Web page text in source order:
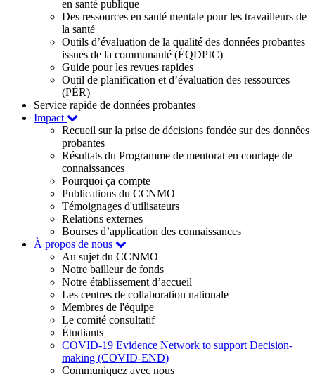
en santé publique
Des ressources en santé mentale pour les travailleurs de
la santé
Outils d’évaluation de la qualité des données probantes
issues de la communauté (ÉQDPIC)
Guide pour les revues rapides
Outil de planification et d’évaluation des ressources
(PÉR)
Service rapide de données probantes
Impact
Recueil sur la prise de décisions fondée sur des données
probantes
Résultats du Programme de mentorat en courtage de
connaissances
Pourquoi ça compte
Publications du CCNMO
Témoignages d'utilisateurs
Relations externes
Bourses d’application des connaissances
À propos de nous
Au sujet du CCNMO
Notre bailleur de fonds
Notre établissement d’accueil
Les centres de collaboration nationale
Membres de l'équipe
Le comité consultatif
Étudiants
COVID-19 Evidence Network to support Decision-
making (COVID-END)
Communiquez avec nous